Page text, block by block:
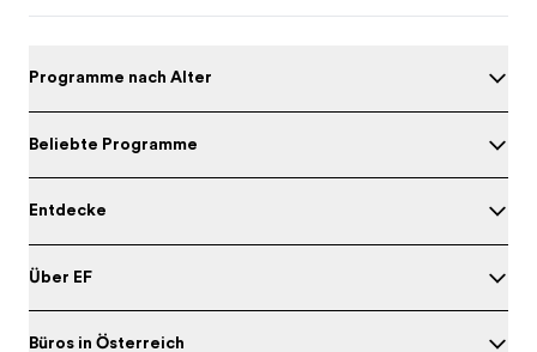
Programme nach Alter
Beliebte Programme
Entdecke
Über EF
Büros in Österreich